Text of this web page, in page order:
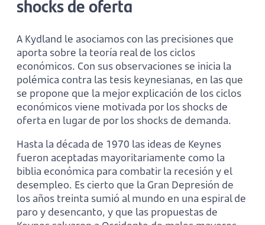
shocks de oferta
A Kydland le asociamos con las precisiones que
aporta sobre la teoría real de los ciclos
económicos. Con sus observaciones se inicia la
polémica contra las tesis keynesianas, en las que
se propone que la mejor explicación de los ciclos
económicos viene motivada por los shocks de
oferta en lugar de por los shocks de demanda.
Hasta la década de 1970 las ideas de Keynes
fueron aceptadas mayoritariamente como la
biblia económica para combatir la recesión y el
desempleo. Es cierto que la Gran Depresión de
los años treinta sumió al mundo en una espiral de
paro y desencanto, y que las propuestas de